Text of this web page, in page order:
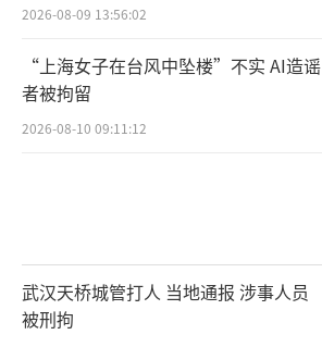
2026-08-09 13:56:02
“上海女子在台风中坠楼”不实 AI造谣
者被拘留
2026-08-10 09:11:12
武汉天桥城管打人 当地通报 涉事人员
被刑拘